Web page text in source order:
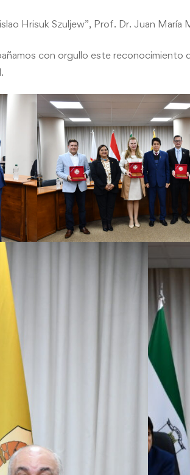
Hrisuk Szuljew”, Prof. Dr. Juan María
con orgullo este